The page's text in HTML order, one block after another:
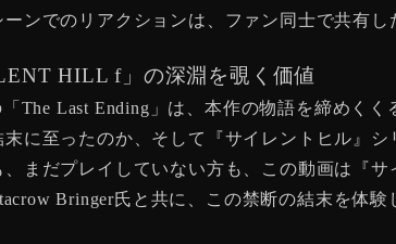
ンでのリアクションは、ファン同士で共有し
HILL f」の深淵を覗く価値
The Last Ending」は、本作の物語を締めく
末に至ったのか、そして『サイレントヒル』
、まだプレイしていない方も、この動画は『
Bringer氏と共に、この禁断の結末を体験